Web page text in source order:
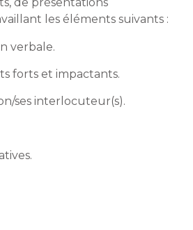
les éléments suivants :
verbale.
forts et impactants.
ses interlocuteur(s).